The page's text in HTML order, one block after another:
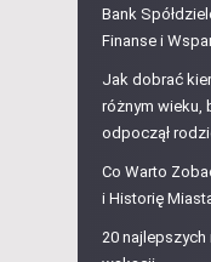
Bank
Finanse i
Jak dobrać
różnym wieku,
odpoczął
Co Warto
i Historię
20